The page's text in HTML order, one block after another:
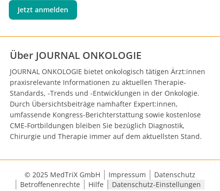
Jetzt anmelden
Über JOURNAL ONKOLOGIE
JOURNAL ONKOLOGIE bietet onkologisch tätigen Ärzt:innen
praxisrelevante Informationen zu aktuellen Therapie-
Standards, -Trends und -Entwicklungen in der Onkologie.
Durch Übersichtsbeiträge namhafter Expert:innen,
umfassende Kongress-Berichterstattung sowie kostenlose
CME-Fortbildungen bleiben Sie bezüglich Diagnostik,
Chirurgie und Therapie immer auf dem aktuellsten Stand.
© 2025 MedTriX GmbH Impressum
Datenschutz
Betroffenenrechte
Hilfe Datenschutz-Einstellungen